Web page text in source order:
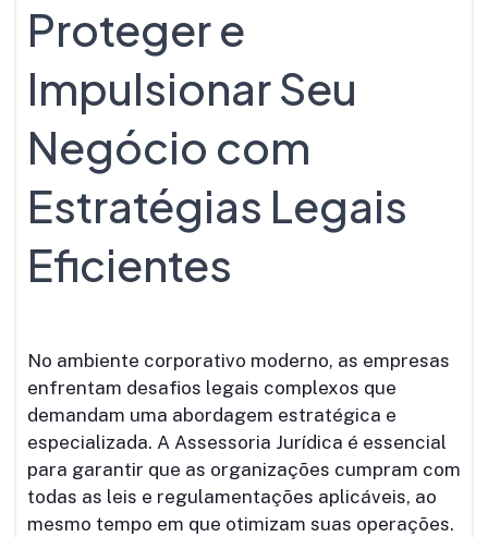
Proteger e
Impulsionar Seu
Negócio com
Estratégias Legais
Eficientes
No ambiente corporativo moderno, as empresas
enfrentam desafios legais complexos que
demandam uma abordagem estratégica e
especializada. A Assessoria Jurídica é essencial
para garantir que as organizações cumpram com
todas as leis e regulamentações aplicáveis, ao
mesmo tempo em que otimizam suas operações.